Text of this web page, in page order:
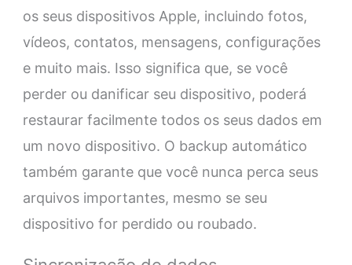
os seus dispositivos Apple, incluindo fotos,
vídeos, contatos, mensagens, configurações
e muito mais. Isso significa que, se você
perder ou danificar seu dispositivo, poderá
restaurar facilmente todos os seus dados em
um novo dispositivo. O backup automático
também garante que você nunca perca seus
arquivos importantes, mesmo se seu
dispositivo for perdido ou roubado.